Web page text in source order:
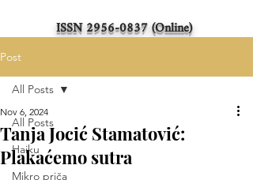
ISSN2956-0837(Online)
Post
All Posts
Haiku
Mikro priča
All Posts
Tanja Jocić Stamatović:
Plakaćemo sutra
Nov 6, 2024